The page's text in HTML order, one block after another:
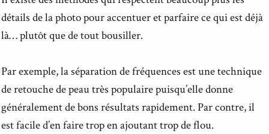
détails de la photo pour accentuer et parfaire ce qui est déjà
là… plutôt que de tout bousiller.
Par exemple, la séparation de fréquences est une technique
de retouche de peau très populaire puisqu’elle donne
généralement de bons résultats rapidement. Par contre, il
est facile d’en faire trop en ajoutant trop de flou.